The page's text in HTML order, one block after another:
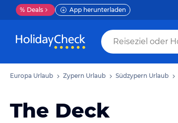
% Deals App herunterladen
Europa Urlaub Zypern Urlaub Südzypern Urlaub
The Deck